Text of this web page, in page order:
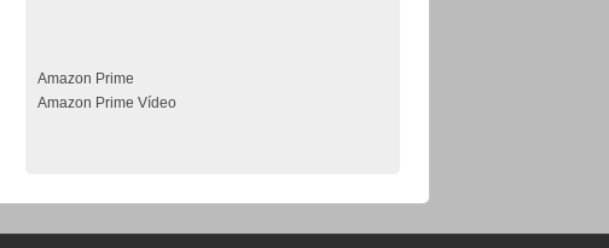
Amazon Prime
Amazon Prime Vídeo